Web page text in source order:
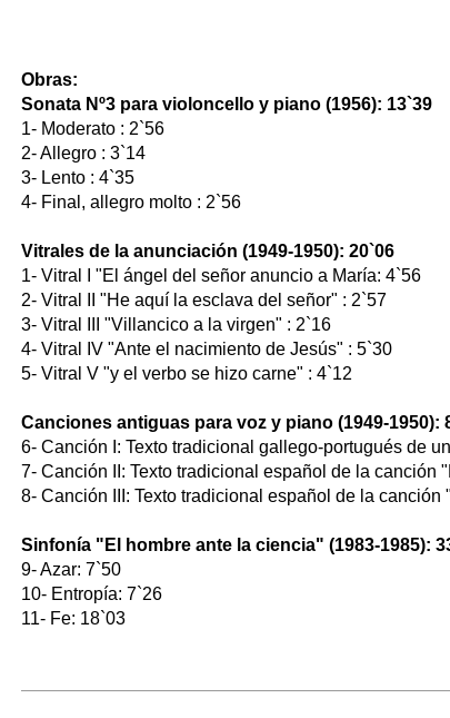
Obras:
Sonata Nº3 para violoncello y piano (1956): 13`39
1- Moderato : 2`56
2- Allegro : 3`14
3- Lento : 4`35
4- Final, allegro molto : 2`56
Vitrales de la anunciación (1949-1950): 20`06
1- Vitral I "El ángel del señor anuncio a María: 4`56
2- Vitral II "He aquí la esclava del señor" : 2`57
3- Vitral III "Villancico a la virgen" : 2`16
4- Vitral IV "Ante el nacimiento de Jesús" : 5`30
5- Vitral V "y el verbo se hizo carne" : 4`12
Canciones antiguas para voz y piano (1949-1950):
6- Canción I: Texto tradicional gallego-portugués de
7- Canción II: Texto tradicional español de la canción
8- Canción III: Texto tradicional español de la
Sinfonía "El hombre ante la ciencia" (1983-1985):
9- Azar: 7`50
10- Entropía: 7`26
11- Fe: 18`03